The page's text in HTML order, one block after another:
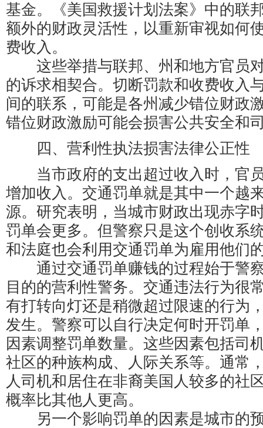
基金。《美国救援计划法案》中的联
额外的财政灵活性，以重新审视如何
费收入。
这些举措与联邦、州和地方官员
的诉求相契合。切断罚款和收费收入
间的联系，可能是各州减少错位财政
错位财政激励可能会损害公共安全和
四、营利性执法损害法律公正性
当市政府的支出超过收入时，官
增加收入。交通罚单就是其中一个越
源。研究表明，当城市财政出现赤字
罚单会更多。但警察只是这个创收系
和法庭也会利用交通罚单为雇用他们
通过交通罚单赚钱的过程始于警
目的的营利性警务。交通违法行为很
有打转向灯还是稍微超过限速的行为
发生。警察可以自行决定何时开罚单
因素调整罚单数量。这些因素包括司
社区的种族构成、人际关系等。通常
人司机和居住在非裔美国人较多的社
概率比其他人更高。
另一个影响罚单的因素是城市的